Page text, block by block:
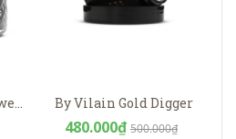
18.21 Man Made Clay Sweet Tobacco By Vilain Gold Digger
480.000₫ 500.000₫